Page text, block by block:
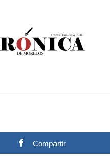
Compartir